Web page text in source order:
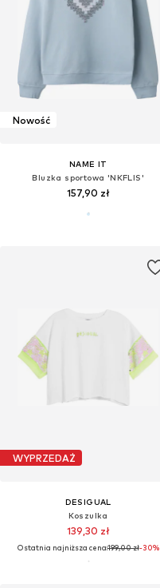
Nowość
NAME IT
Bluzka sportowa 'NKFLIS'
157,90 zł
WYPRZEDAŻ
DESIGUAL
Koszulka
139,30 zł
Ostatnia najniższa cena:199,00 zł-30%